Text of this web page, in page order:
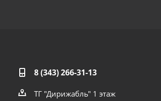
8 (343) 266-31-13
ТГ "Дирижабль" 1 этаж